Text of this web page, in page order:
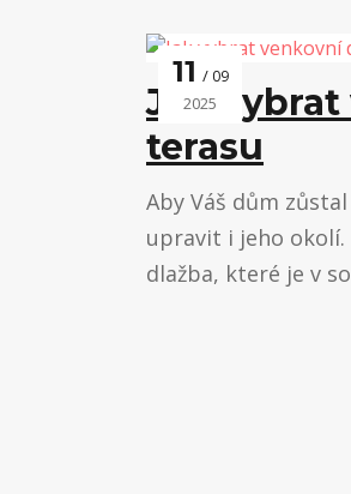
11 09
2025
Jak
terasu
Aby Váš dům
upravit i jeho
dlažba, které je v